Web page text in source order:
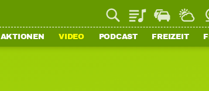
PlaylistStaupilotWetter
AKTIONEN VIDEO PODCAST FREIZEIT